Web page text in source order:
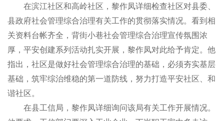
在滨江社区和高岭社区，黎作凤详细检查社区对县委、
县政府社会管理综合治理有关工作的贯彻落实情况。看到相
关资料台帐齐全，背街小巷社会管理综合治理宣传氛围浓
厚，平安创建系列活动扎实开展，黎作凤对此给予肯定。他
指出，社区是做好社会管理综合治理的基础，必须夯实基层
基础，筑牢综治维稳的第一道防线，努力打造平安社区、和
谐社区。
在县工信局，黎作凤详细询问该局有关工作开展情况。